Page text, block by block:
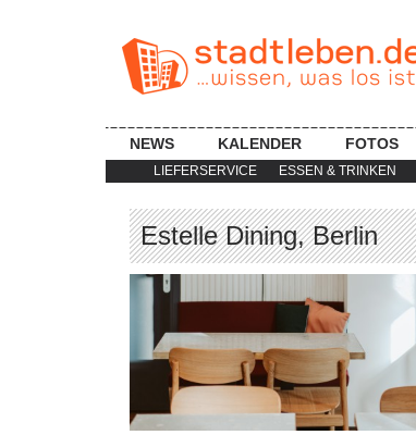
LIEFERSERVICE ESSEN & TRINKEN
NEWS KALENDER FOTOS
Estelle Dining, Berlin